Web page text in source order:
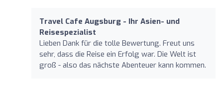
Travel Cafe Augsburg - Ihr Asien- und
Reisespezialist
Lieben Dank für die tolle Bewertung. Freut uns
sehr, dass die Reise ein Erfolg war. Die Welt ist
groß - also das nächste Abenteuer kann kommen.